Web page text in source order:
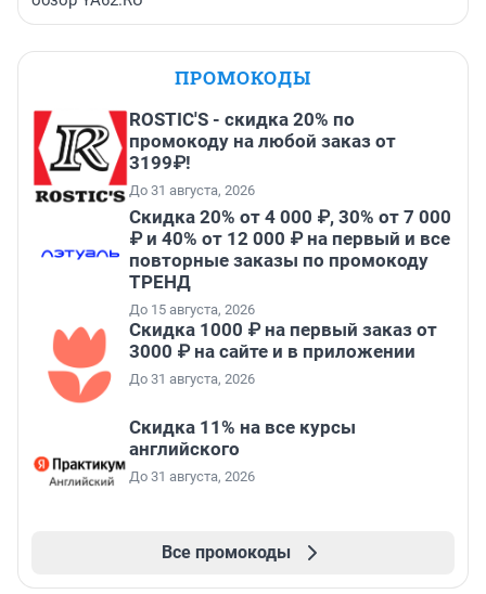
ПРОМОКОДЫ
ROSTIC'S - скидка 20% по
промокоду на любой заказ от
3199₽!
До 31 августа, 2026
Скидка 20% от 4 000 ₽, 30% от 7 000
₽ и 40% от 12 000 ₽ на первый и все
повторные заказы по промокоду
ТРЕНД
До 15 августа, 2026
Скидка 1000 ₽ на первый заказ от
3000 ₽ на сайте и в приложении
До 31 августа, 2026
Скидка 11% на все курсы
английского
До 31 августа, 2026
Все промокоды